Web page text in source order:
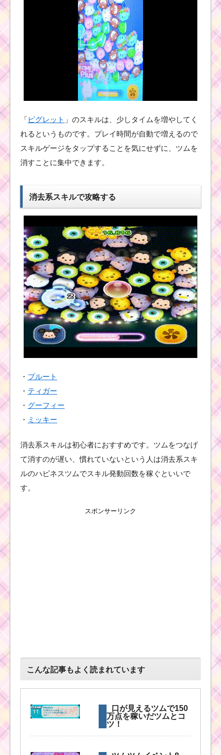
チャンス【アリス・イ
ン・ワンダーランド記
念イベント】
友達を呼ぶスキルで
500expを稼ぐミッショ
ンを攻略するツム
ツムツム5月ルミエール
のおもてなしイベント
でゲットできる報酬一
覧
ンを攻略するツム
ツムツム7月海賊のお宝
探しイベント1枚目のミ
ッション内容と攻略
まつ毛のあるツ
ムでコインを合
計8000枚稼ぐ効
率的な方法
白い手のツムで28チェ
ツムツム7月海賊
略
ありがとうキャンペー
ン！1月29日～31日の3
日間限定ログインプレ
「ピグレット 」のスキルは、少しタイムを増やしてく
れるというものです。プレイ時間が自動で増えるので
スキルゲージをタップすることを気にせずに、ツムを
消すことに集中できます。
消去系スキルで攻略する
・ プルート
・ ティガー
・ グーフィー
・ ミッキー
消去系スキルは初心者におすすめです。ツムをつなげ
て消すのが遅い、慣れていないという人は消去系スキ
ルのハピネスツムでスキル発動回数を稼ぐといいで
す。
スポンサーリンク
こんな記事もよく読まれています
口が見えるツムで150
万点を稼いだツムとコ
ツ！